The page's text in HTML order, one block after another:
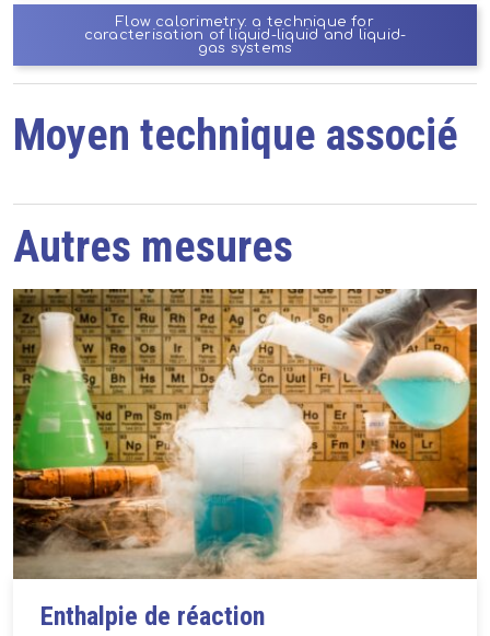
Flow calorimetry: a technique for
caracterisation of liquid-liquid and liquid-
gas systems
Moyen technique associé
Autres mesures
Enthalpie de réaction